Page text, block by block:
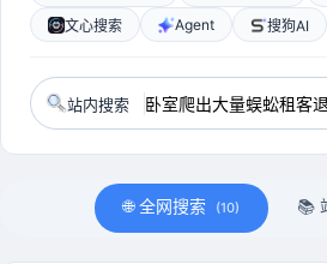
文心搜索
Agent 搜狗AI
站内搜索
🌐 全网搜索 (10) 📚